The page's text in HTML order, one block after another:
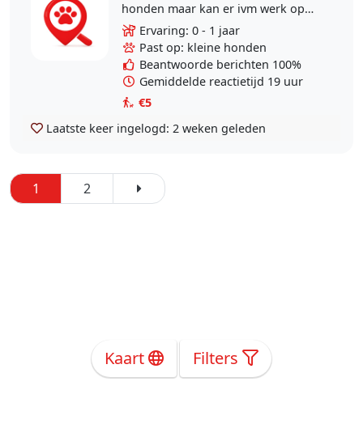
honden maar kan er ivm werk op
dit moment niet zelf aan beginnen
en zou het leuk vinden af en toe
een hond uit te laten..
Ervaring: 0 - 1 jaar
Past op: kleine honden
Beantwoorde berichten 100%
Gemiddelde reactietijd 19 uur
€5
Laatste keer ingelogd: 2 weken geleden
1 2
Kaart Filters